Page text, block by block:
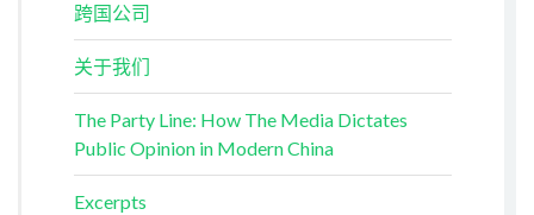
跨国公司
关于我们
The Party Line: How The Media Dictates
Public Opinion in Modern China
Excerpts